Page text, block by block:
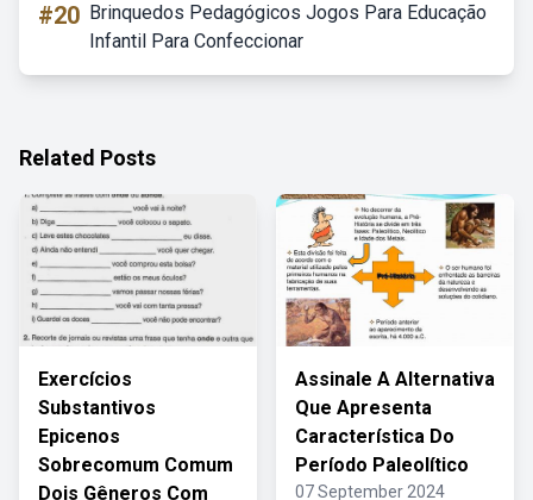
#20 Brinquedos Pedagógicos Jogos Para Educação
Infantil Para Confeccionar
Related Posts
Exercícios
Substantivos
Epicenos
Sobrecomum Comum
Dois Gêneros Com
Assinale A Alternativa
Que Apresenta
Característica Do
Período Paleolítico
07 September 2024